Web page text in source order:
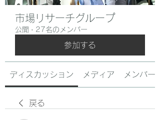
市場リサーチグループ
公開 · 27名のメンバー
参加する
ディスカッション メディア メンバー
戻る